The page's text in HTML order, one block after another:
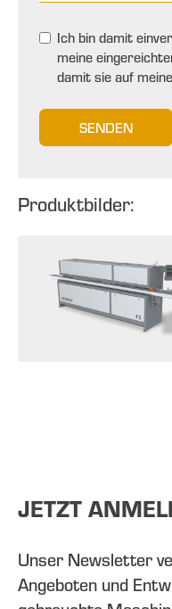
Ich bin damit
meine
damit sie auf
SENDEN
Produktbilder:
JETZT
Unser Newsletter
Angeboten und